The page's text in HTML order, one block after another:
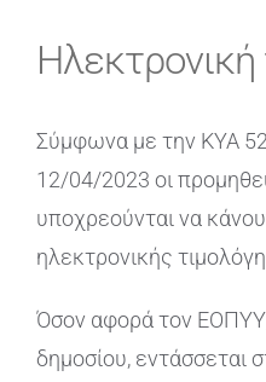
Ηλεκτρονική
Σύμφωνα με την ΚΥΑ
12/04/2023 οι
υποχρεούνται να
ηλεκτρονικής
Όσον αφορά τον
δημοσίου, εντάσσεται